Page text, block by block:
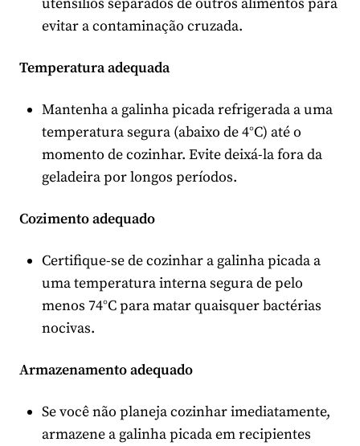
evitar a contaminação cruzada.
Temperatura adequada
Mantenha a galinha picada refrigerada a uma
temperatura segura (abaixo de 4°C) até o
momento de cozinhar. Evite deixá-la fora da
geladeira por longos períodos.
Cozimento adequado
Certifique-se de cozinhar a galinha picada a
uma temperatura interna segura de pelo
menos 74°C para matar quaisquer bactérias
nocivas.
Armazenamento adequado
Se você não planeja cozinhar imediatamente,
armazene a galinha picada em recipientes